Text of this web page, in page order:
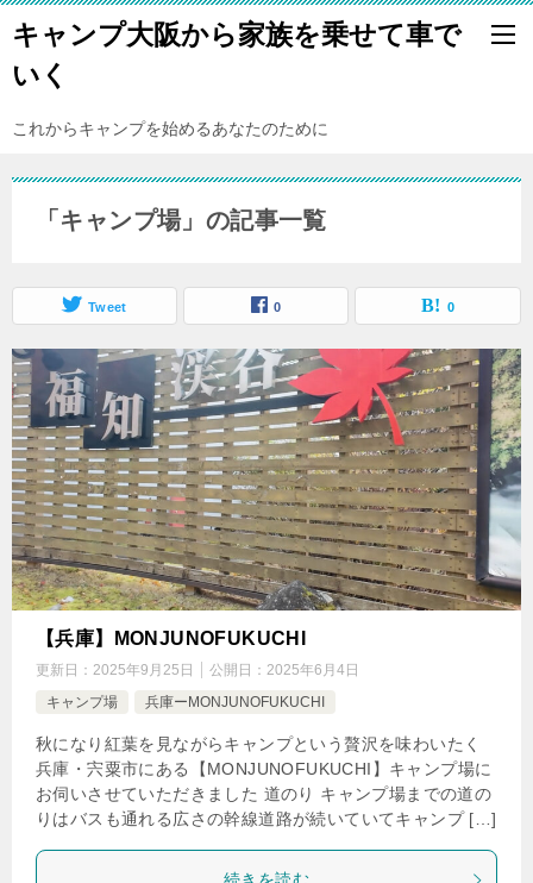
キャンプ大阪から家族を乗せて車で
いく
これからキャンプを始めるあなたのために
「キャンプ場」の記事一覧
Tweet 0 0
【兵庫】MONJUNOFUKUCHI
更新日： 2025年9月25日 公開日： 2025年6月4日
キャンプ場
兵庫ーMONJUNOFUKUCHI
秋になり紅葉を見ながらキャンプという贅沢を味わいたく
兵庫・宍粟市にある【MONJUNOFUKUCHI】キャンプ場に
お伺いさせていただきました 道のり キャンプ場までの道の
りはバスも通れる広さの幹線道路が続いていてキャンプ […]